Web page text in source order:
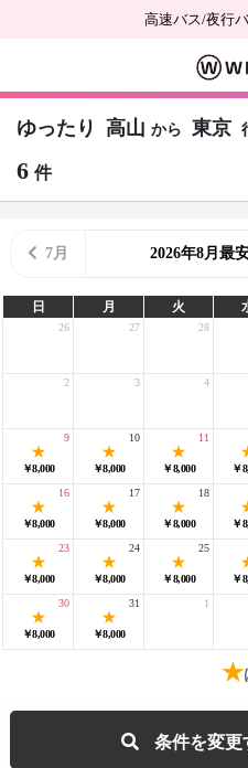
高速バス/夜行
ゆったり 高山 から 東京
6 件
7月 2026年8月最
日 月 火
26 27 28
2 3 4
￥8,000
9
￥8,000
10
￥8,000
11
￥
￥8,000
16
￥8,000
17
￥8,000
18
￥
￥8,000
23
￥8,000
24
￥8,000
25
￥
￥8,000
30
￥8,000
31 1
★
条件を変更